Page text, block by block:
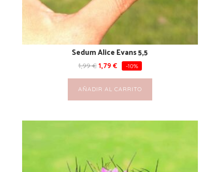
Sedum Alice Evans 5,5
1,99€ 1,79 € -10%
AÑADIR AL CARRITO